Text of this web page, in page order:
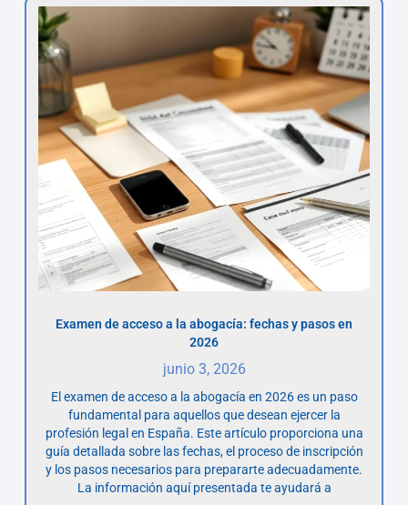
Examen de acceso a la abogacía: fechas y pasos en
2026
junio 3, 2026
El examen de acceso a la abogacía en 2026 es un paso
fundamental para aquellos que desean ejercer la
profesión legal en España. Este artículo proporciona una
guía detallada sobre las fechas, el proceso de inscripción
y los pasos necesarios para prepararte adecuadamente.
La información aquí presentada te ayudará a